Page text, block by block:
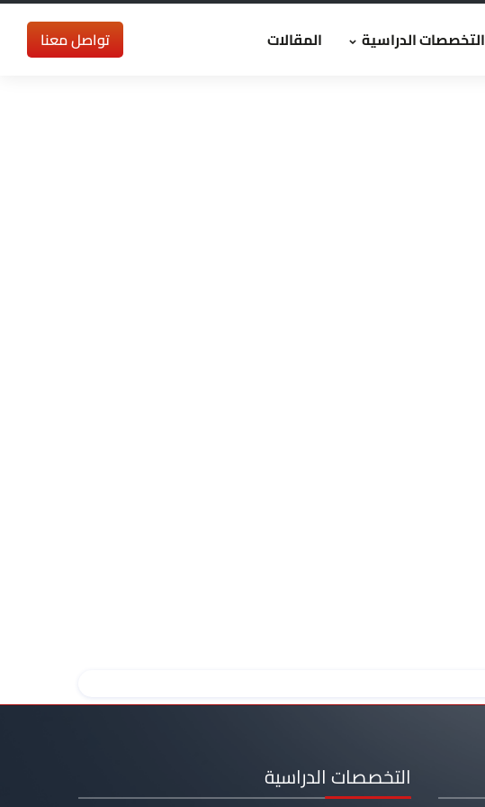
التخصصات الدراسية المقالات تواصل معنا
التخصصات الدراسية